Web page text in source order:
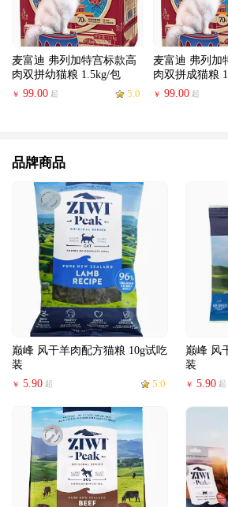
麦富迪 弗列加特宫标款高
肉双拼幼猫粮 1.5kg/包
￥ 99.00 起 5.0
麦富迪 弗列加
肉双拼成猫粮
￥ 99.00 起
品牌商品
巅峰 风干羊肉配方猫粮 10g试吃
装
￥ 5.90 起 5.0
巅峰 风
装
￥ 5.90 起